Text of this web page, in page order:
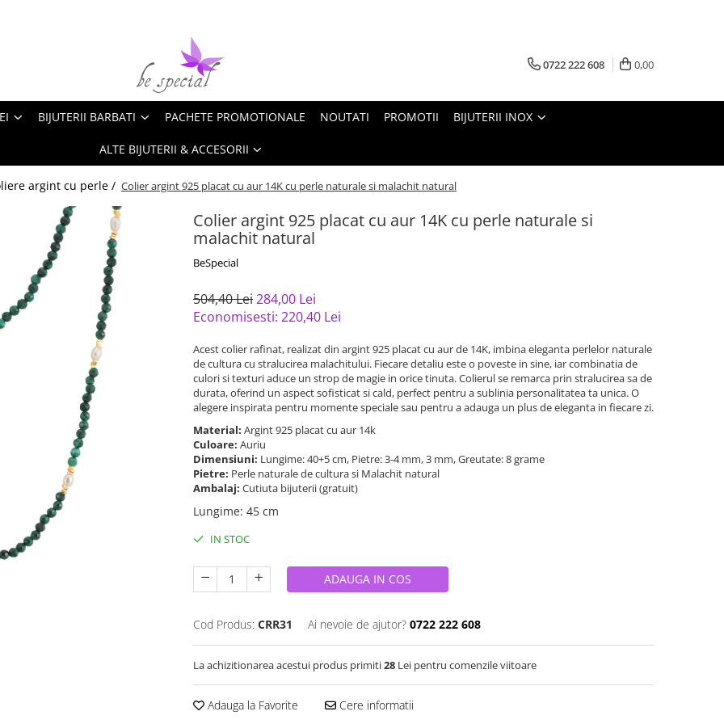
0722 222 608 0,00
BIJUTERII BARBATI PACHETE PROMOTIONALE NOUTATI PROMOTII BIJUTERII INOX
ALTE BIJUTERII & ACCESORII
argint cu perle / Colier argint 925 placat cu aur 14K cu perle naturale si malachit natural
Colier argint 925 placat cu aur 14K cu perle naturale si
malachit natural
BeSpecial
504,40 Lei284,00 Lei
Economisesti: 220,40 Lei
Acest colier rafinat, realizat din argint 925 placat cu aur de 14K, imbina eleganta perlelor naturale
de cultura cu stralucirea malachitului. Fiecare detaliu este o poveste in sine, iar combinatia de
culori si texturi aduce un strop de magie in orice tinuta. Colierul se remarca prin stralucirea sa de
durata, oferind un aspect sofisticat si cald, perfect pentru a sublinia personalitatea ta unica. O
alegere inspirata pentru momente speciale sau pentru a adauga un plus de eleganta in fiecare zi.
Material: Argint 925 placat cu aur 14k
Culoare: Auriu
Dimensiuni: Lungime: 40+5 cm, Pietre: 3-4 mm, 3 mm, Greutate: 8 grame
Pietre: Perle naturale de cultura si Malachit natural
Ambalaj: Cutiuta bijuterii (gratuit)
Lungime: 45 cm
IN STOC
ADAUGA IN COS
Cod Produs: CRR31 Ai nevoie de ajutor? 0722 222 608
La achizitionarea acestui produs primiti28 Lei pentru comenzile viitoare
Adauga la Favorite Cere informatii